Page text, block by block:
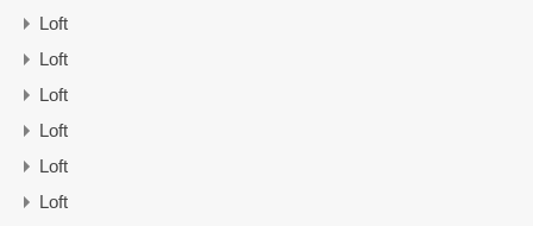
Loft
Loft
Loft
Loft
Loft
Loft